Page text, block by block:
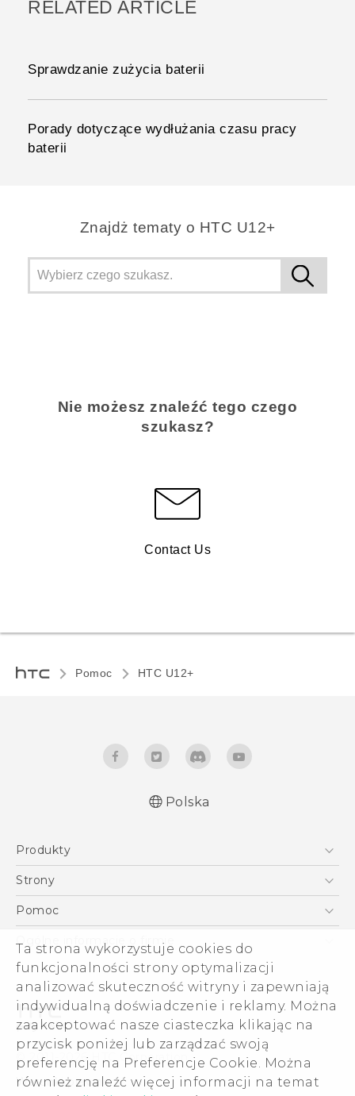
Ta strona wykorzystuje cookies do
funkcjonalności strony optymalizacji
analizować skuteczność witryny i zapewniają
indywidualną doświadczenie i reklamy. Można
zaakceptować nasze ciasteczka klikając na
przycisk poniżej lub zarządzać swoją
preferencję na Preferencje Cookie. Można
również znaleźć więcej informacji na temat
RELATED ARTICLE
Sprawdzanie zużycia baterii
Porady dotyczące wydłużania czasu pracy
baterii
Znajdż tematy o HTC U12+
Nie możesz znaleźć tego czego
szukasz?
Contact Us
Pomoc HTC U12+‎
Polish - Wytyczne dotyczące bezpieczeństwa i
wytyczne wymagane przez prawo
Polska
Produkty
Smartfony
VIVE
Akcesoria
Strony
HTC Vive
Pomoc
Pomoc E-commerce
Ogólne informacje o firmie
ESG
Informacje o firmie
Dla inwestorów (angielski)
Cookie Preferences
Kariera
Security and Privacy Whitepaper
© 2011-2026 HTC Corporation
Warunki prawne